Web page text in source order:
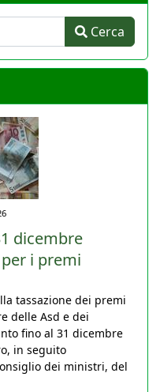
Cerca
dicembre
i premi
tassazione dei premi
delle Asd e dei
fino al 31 dicembre
in seguito
dei ministri, del